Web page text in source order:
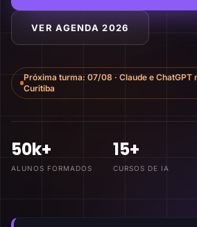
VER AGENDA 2026
Próxima turma:07/08 ·Claude e
Curitiba
50k+
ALUNOS FORMADOS
15+
CURSOS DE IA